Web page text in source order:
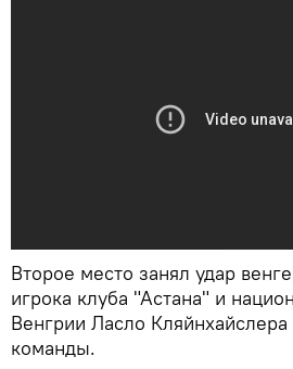
Второе место занял удар
игрока клуба "Астана" и
Венгрии Ласло Кляйнхайслера
команды.